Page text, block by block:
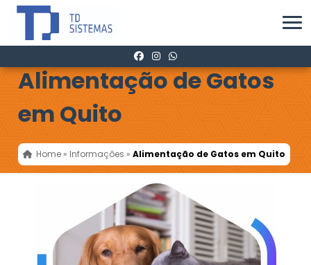
Alimentação de Gatos
em Quito
Home » Informações »Alimentação de Gatos em Quito